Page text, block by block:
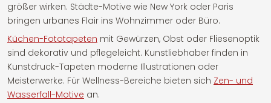
größer wirken. Städte-Motive wie New York oder Paris
bringen urbanes Flair ins Wohnzimmer oder Büro.
Küchen-Fototapeten mit Gewürzen, Obst oder Fliesenoptik
sind dekorativ und pflegeleicht. Kunstliebhaber finden in
Kunstdruck-Tapeten moderne Illustrationen oder
Meisterwerke. Für Wellness-Bereiche bieten sich Zen- und
Wasserfall-Motive an.